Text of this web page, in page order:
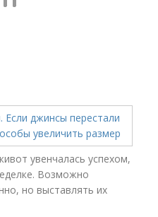
увенчалась успехом,
Возможно
но выставлять их